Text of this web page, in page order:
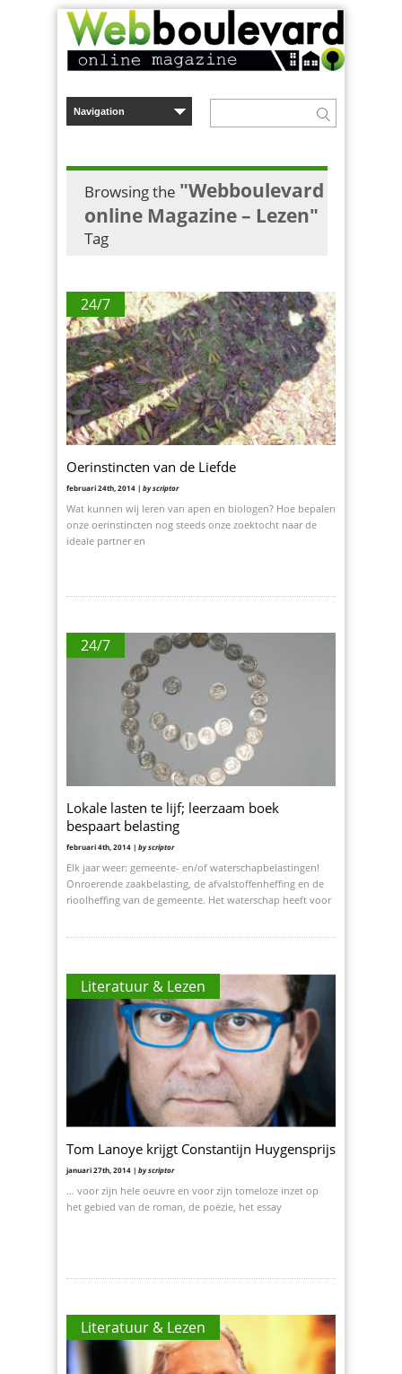
Browsing the "Webboulevard
online Magazine – Lezen"
Tag
24/7
Oerinstincten van de Liefde
februari 24th, 2014 | by scriptor
Wat kunnen wij leren van apen en biologen? Hoe bepalen
onze oerinstincten nog steeds onze zoektocht naar de
ideale partner en
24/7
Lokale lasten te lijf; leerzaam boek
bespaart belasting
februari 4th, 2014 | by scriptor
Elk jaar weer: gemeente- en/of waterschapbelastingen!
Onroerende zaakbelasting, de afvalstoffenheffing en de
rioolheffing van de gemeente. Het waterschap heeft voor
Literatuur & Lezen
Tom Lanoye krijgt Constantijn Huygensprijs
januari 27th, 2014 | by scriptor
… voor zijn hele oeuvre en voor zijn tomeloze inzet op
het gebied van de roman, de poëzie, het essay
Literatuur & Lezen